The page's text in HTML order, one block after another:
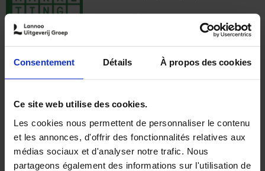
Consentement Détails À propos des cookies
Ce site web utilise des cookies.
Les cookies nous permettent de personnaliser le contenu
et les annonces, d'offrir des fonctionnalités relatives aux
médias sociaux et d'analyser notre trafic. Nous
partageons également des informations sur l'utilisation de
€35,50
The Offer You Can't
Refuse
Steven Van Belleghem
Couverture souple
2020 256